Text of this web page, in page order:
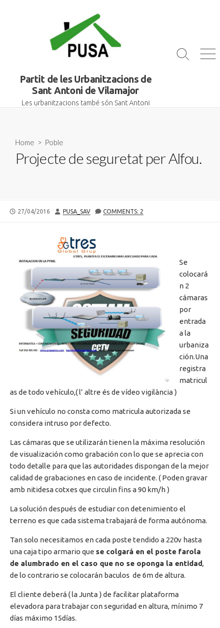
Partit de les Urbanitzacions de
Sant Antoni de Vilamajor
Les urbanitzacions també són Sant Antoni
Search
Home > Poble
Projecte de seguretat per Alfou.
PUBLISHED
27/04/2016 AUTHOR
PUSA_SAV COMMENTS: 2
Se
colocará
n 2
cámaras
por
entrada
a la
urbaniza
ción.Una
registra
matricul
as de todo vehículo,( l’ altre és de vídeo vigilància )
Si un vehículo no consta como matricula autorizada se
considera intruso por defecto.
Las cámaras que se utilizarán tienen la máxima resolución
de visualización como grabación con lo que se aprecia con
todo detalle para que las autoridades dispongan de la mejor
calidad de grabaciones en caso de incidente. ( Poden gravar
amb nitidesa cotxes que circulin fins a 90 km/h )
La solución después de estudiar con detenimiento el
terreno es que cada sistema trabajará de forma autónoma.
Tan solo necesitamos en cada poste tendido a 220v hasta
una caja tipo armario que se colgará en el poste farola
de alumbrado en el caso que no se oponga la entidad,
de lo contrario se colocarán baculos de 6m de altura.
El cliente deberá ( la Junta ) de facilitar plataforma
elevadora para trabajar con seguridad en altura, mínimo 7
días máximo 15días.